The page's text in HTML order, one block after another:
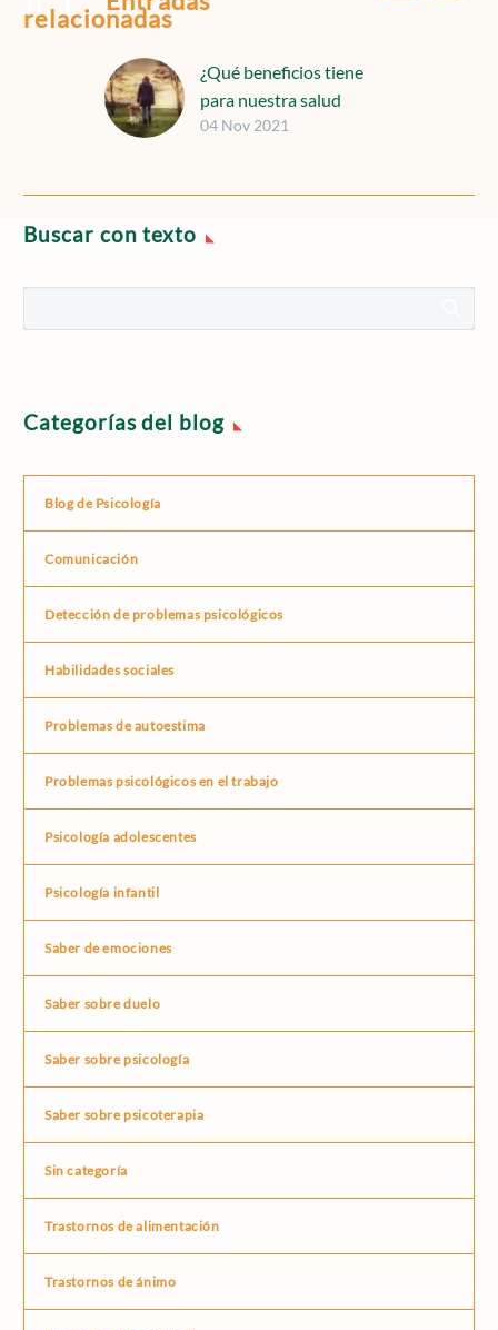
relacionadas
¿Qué beneficios tiene
para nuestra salud
mental el vivir con un
saben que la vida cambia
04 Nov 2021
Buscar con texto
Categorías del blog
Blog de Psicología
Comunicación
Detección de problemas psicológicos
Habilidades sociales
Problemas de autoestima
Problemas psicológicos en el trabajo
Psicología adolescentes
Psicología infantil
Saber de emociones
Saber sobre duelo
Saber sobre psicología
Saber sobre psicoterapia
Sin categoría
Trastornos de alimentación
Trastornos de ánimo